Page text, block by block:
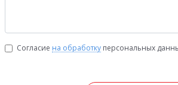
Согласие на обработку персональных